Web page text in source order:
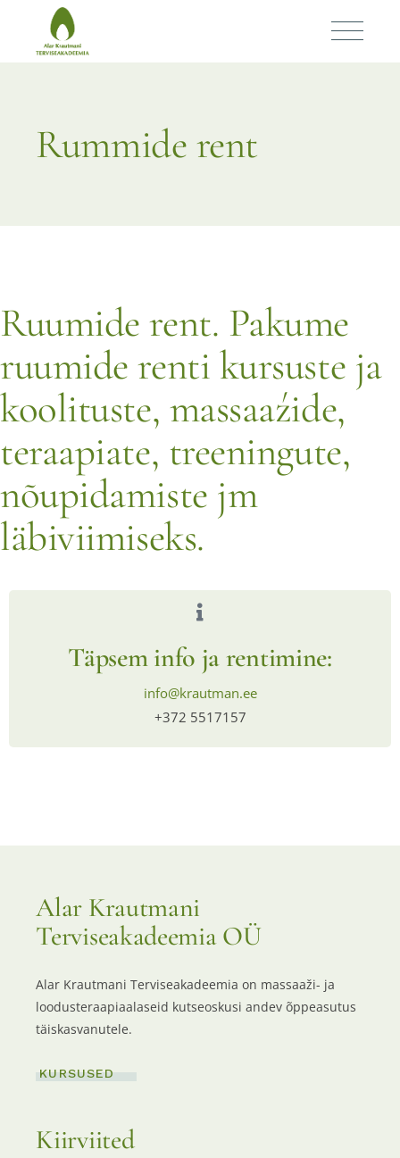
Rummide rent
Ruumide rent. Pakume
ruumide renti kursuste ja
koolituste, massaaźide,
teraapiate, treeningute,
nõupidamiste jm
läbiviimiseks.
Täpsem info ja rentimine:
info@krautman.ee
+372 5517157
Alar Krautmani
Terviseakadeemia OÜ
Alar Krautmani Terviseakadeemia on massaaži- ja
loodusteraapiaalaseid kutseoskusi andev õppeasutus
täiskasvanutele.
KURSUSED
Kiirviited